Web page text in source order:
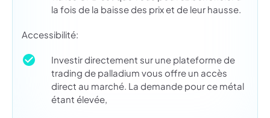
la fois de la baisse des prix et de leur hausse.
Accessibilité:
Investir directement sur une plateforme de
trading de palladium vous offre un accès
direct au marché. La demande pour ce métal
étant élevée,